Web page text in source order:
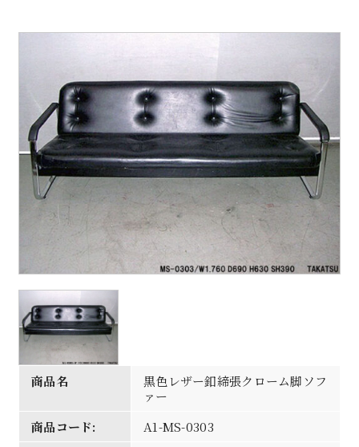
商品名
黒色レザー釦締張クローム脚ソフ
ァー
商品コード:
A1-MS-0303